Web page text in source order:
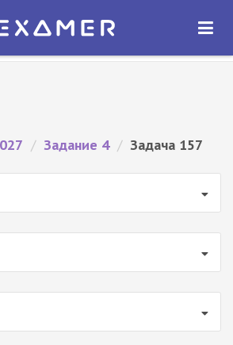
— ЕГЭ 2027
ОТКРЫТЬ
/ Задание 4 / Задача 157